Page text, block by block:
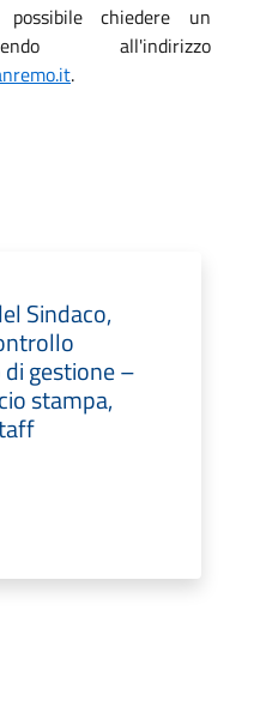
chiedere un
all'indirizzo
.
Sindaco,
gestione –
stampa,